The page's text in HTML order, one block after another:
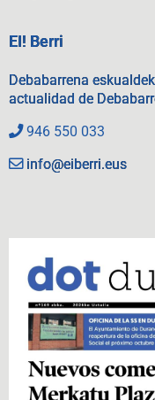
EI! Berri
Debabarrena
actualidad de
946 550 033
info@eiberri.eus